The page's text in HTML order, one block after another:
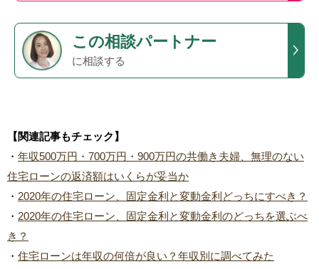
この相談パートナー
に相談する
【関連記事もチェック】
・ 年収500万円・700万円・900万円の共働き夫婦、無理のない
住宅ローンの返済額はいくらが妥当か
・ 2020年の住宅ローン、固定金利と変動金利どっちにすべき？
・ 2020年の住宅ローン、固定金利と変動金利のどっちを選ぶべ
き？
・ 住宅ローンは年収の何倍が良い？年収別に調べてみた